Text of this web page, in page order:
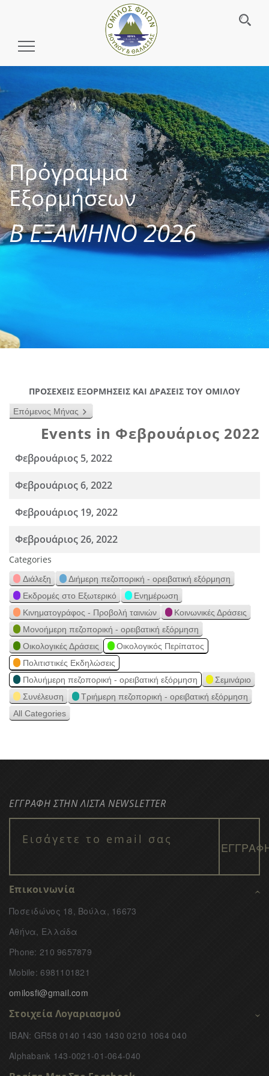
Toggle
Πρόγραμμα
Εξορμήσεων
Β ΕΞΑΜΗΝΟ 2026
ΠΡΟΣΕΧΕΙΣ ΕΞΟΡΜΗΣΕΙΣ ΚΑΙ ΔΡΑΣΕΙΣ ΤΟΥ ΟΜΙΛΟΥ
Επόμενος Μήνας
Events in Φεβρουάριος 2022
Φεβρουάριος 5, 2022
Φεβρουάριος 6, 2022
Φεβρουάριος 19, 2022
Φεβρουάριος 26, 2022
Categories
Διάλεξη
Διήμερη πεζοπορική - ορειβατική εξόρμηση
Εκδρομές στο Εξωτερικό
Ενημέρωση
Κινηματογράφος - Προβολή ταινιών
Κοινωνικές Δράσεις
Μονοήμερη πεζοπορική - ορειβατική εξόρμηση
Οικολογικές Δράσεις
Οικολογικός Περίπατος
Πολιτιστικές Εκδηλώσεις
Πολυήμερη πεζοπορική - ορειβατική εξόρμηση
Σεμινάριο
Συνέλευση
Τριήμερη πεζοπορική - ορειβατική εξόρμηση
All Categories
ΕΓΓΡΑΦΗ ΣΤΗΝ ΛΙΣΤΑ NEWSLETTER
Επικοινωνία
Ποσειδώνος 18, Βούλα, 16673
Αθήνα, Ελλάδα
Phone: 210 9657879
Mobile: 6981101821
omilosfi@gmail.com
Στοιχεία Λογαριασμού
IBAN: GR58 0140 1430 1430 0210 1064 040
Alphabank 143-0021-01-064-040